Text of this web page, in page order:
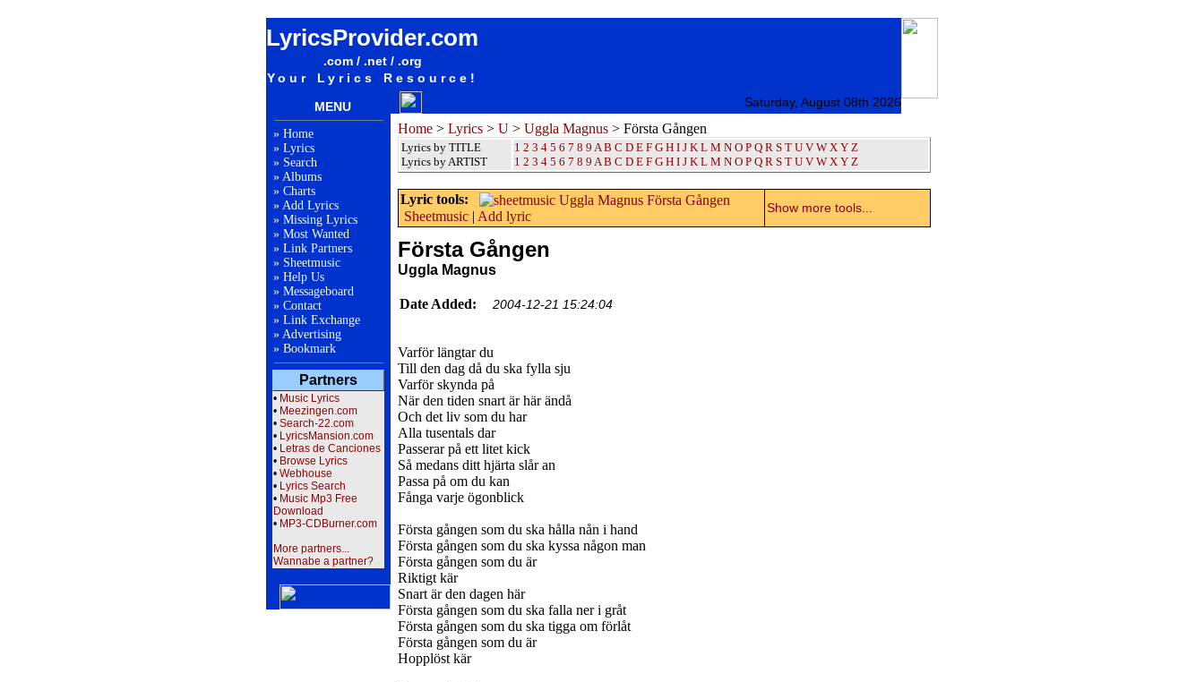
LyricsProvider.com
.com / .net / .org
Your Lyrics Resource!
MENU Saturday, August 08th 2026
» Home
» Lyrics
» Search
» Albums
» Charts
» Add Lyrics
» Missing Lyrics
» Most Wanted
» Link Partners
» Sheetmusic
» Help Us
» Messageboard
» Contact
» Link Exchange
» Advertising
» Bookmark
Partners
• Music Lyrics
• Meezingen.com
• Search-22.com
• LyricsMansion.com
• Letras de Canciones
• Browse Lyrics
• Webhouse
• Lyrics Search
• Music Mp3 Free
Download
• MP3-CDBurner.com
More partners...
Wannabe a partner?
Home > Lyrics > U > Uggla Magnus > Första Gången
Lyrics by TITLE
Lyrics by ARTIST
1 2 3 4 5 6 7 8 9 A B C D E F G H I J K L M N O P Q R S T U V W X Y Z
1 2 3 4 5 6 7 8 9 A B C D E F G H I J K L M N O P Q R S T U V W X Y Z
Lyric tools:
Sheetmusic | Add lyric
Show more tools...
Första Gången
Uggla Magnus
Date Added: 2004-12-21 15:24:04
Varför längtar du
Till den dag då du ska fylla sju
Varför skynda på
När den tiden snart är här ändå
Och det liv som du har
Alla tusentals dar
Passerar på ett litet kick
Så medans ditt hjärta slår an
Passa på om du kan
Fånga varje ögonblick
Första gången som du ska hålla nån i hand
Första gången som du ska kyssa någon man
Första gången som du är
Riktigt kär
Snart är den dagen här
Första gången som du ska falla ner i gråt
Första gången som du ska tigga om förlåt
Första gången som du är
Hopplöst kär